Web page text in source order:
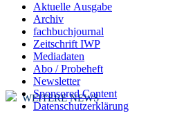
Aktuelle Ausgabe
Archiv
fachbuchjournal
Zeitschrift IWP
Mediadaten
Abo / Probeheft
Newsletter
Sponsored Content
Datenschutzerklärung
WEITERE NEWS